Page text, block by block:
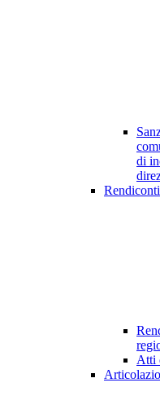
di
Atti